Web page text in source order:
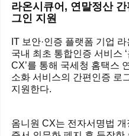
라온시큐어, 연말정산
그인 지원
IT 보안·인증 플랫폼 기업
국내 최초 통합인증 서비스 ‘
CX’를 통해 국세청 홈택스
소화 서비스의 간편인증 로
지원한다.
옴니원 CX는 전자서명법 개